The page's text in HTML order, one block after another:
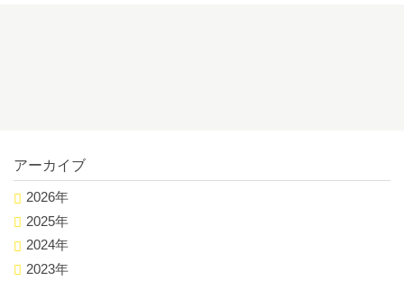
アーカイブ
2026年
2025年
2024年
2023年